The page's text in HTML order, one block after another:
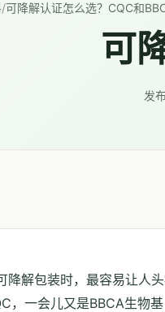
/可降解认证怎么选？CQC和
可
发布
降解包装时，最容易让人
，一会儿又是BBCA生物